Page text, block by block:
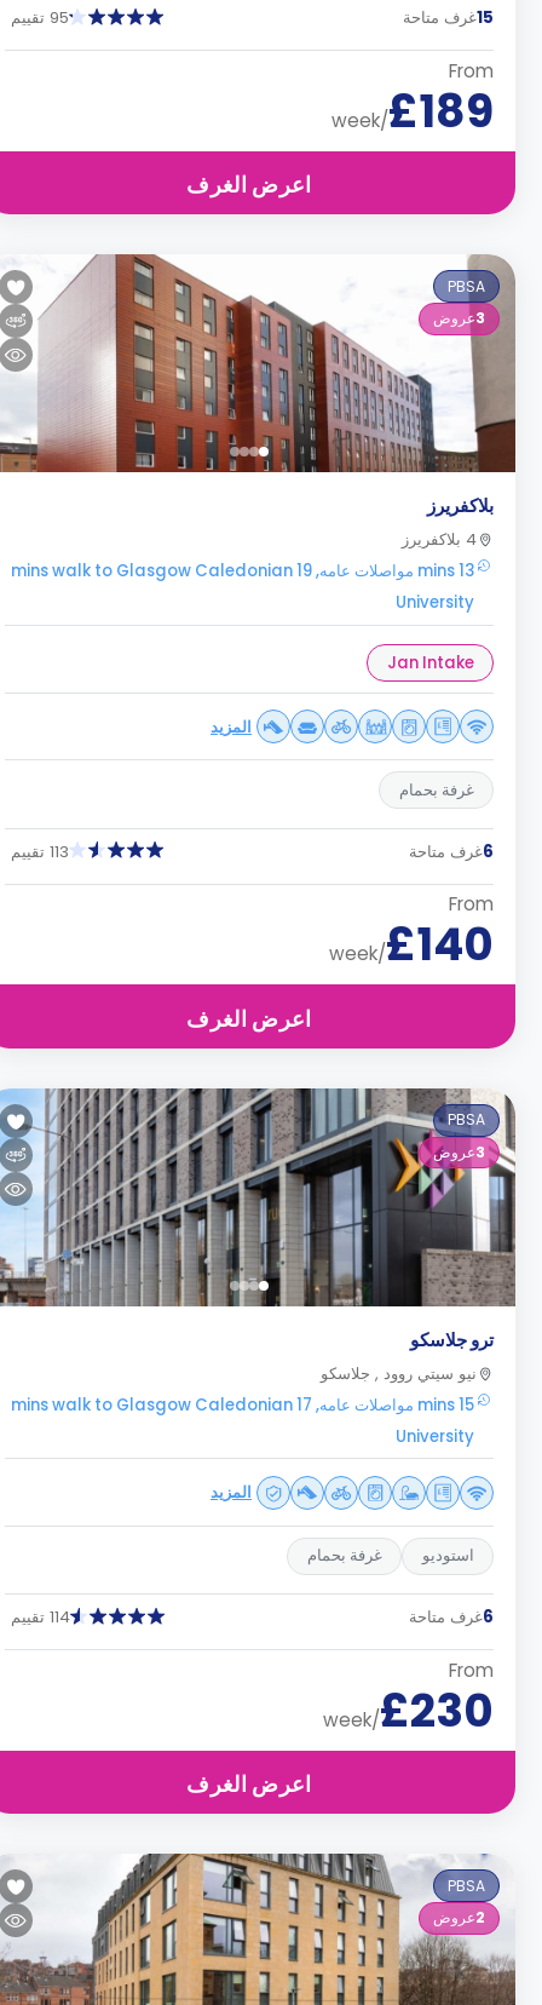
غرف متاحة 95 تقييم
From
£189
/week
اعرض الغرف
PBSA
3 عروض
بلاكفريرز
4 بلاكفريرز
13 mins مواصلات عامه, 19 mins walk to Glasgow Caledonian
University
Jan Intake
المزيد
غرفة بحمام
غرف متاحة 113 تقييم
From
£140
/week
اعرض الغرف
PBSA
3عروض
ترو جلاسكو
نيو سيتي روود , جلاسكو
15 mins مواصلات عامه, 17 mins walk to Glasgow Caledonian
University
المزيد
استوديو غرفة بحمام
غرف متاحة 114 تقييم
From
£230
/week
اعرض الغرف
PBSA
2
عروض